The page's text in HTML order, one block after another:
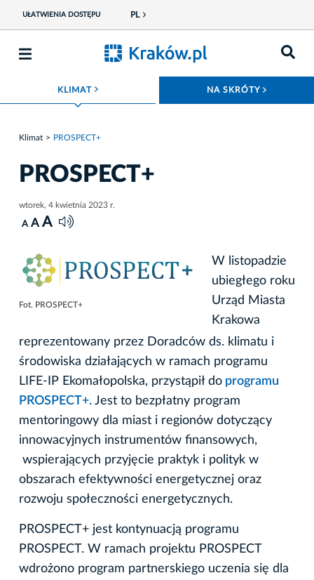
UŁATWIENIA DOSTĘPU PL
KLIMAT ROZWIŃ MENU NA SKRÓTY
Klimat PROSPECT+
PROSPECT+
wtorek, 4 kwietnia 2023 r.
A A A
Fot. PROSPECT+
W listopadzie
ubiegłego roku
Urząd Miasta
Krakowa
reprezentowany przez Doradców ds. klimatu i
środowiska działających w ramach programu
LIFE-IP Ekomałopolska, przystąpił do programu
PROSPECT+. Jest to bezpłatny program
mentoringowy dla miast i regionów dotyczący
innowacyjnych instrumentów finansowych,
wspierających przyjęcie praktyk i polityk w
obszarach efektywności energetycznej oraz
rozwoju społeczności energetycznych.
PROSPECT+ jest kontynuacją programu
PROSPECT. W ramach projektu PROSPECT
wdrożono program partnerskiego uczenia się dla